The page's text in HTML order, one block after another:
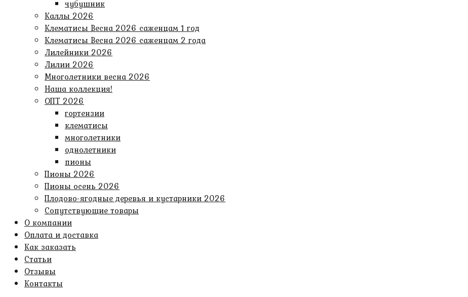
чубушник
Каллы 2026
Клематисы Весна 2026 саженцам 1 год
Клематисы Весна 2026 саженцам 2 года
Лилейники 2026
Лилии 2026
Многолетники весна 2026
Наша коллекция!
ОПТ 2026
гортензии
клематисы
многолетники
однолетники
пионы
Пионы 2026
Пионы осень 2026
Плодово-ягодные деревья и кустарники 2026
Сопутствующие товары
О компании
Оплата и доставка
Как заказать
Статьи
Отзывы
Контакты